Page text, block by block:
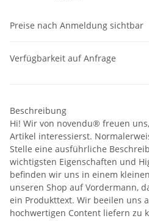
Preise nach Anmeldung sichtbar
Verfügbarkeit auf Anfrage
Beschreibung
Hi! Wir von novendu® freuen
Artikel interessierst.
Stelle eine ausführliche
wichtigsten Eigenschaften und
befinden wir uns in einem
unseren Shop auf Vordermann,
ein Produkttext. Wir beeilen uns
hochwertigen Content liefern zu